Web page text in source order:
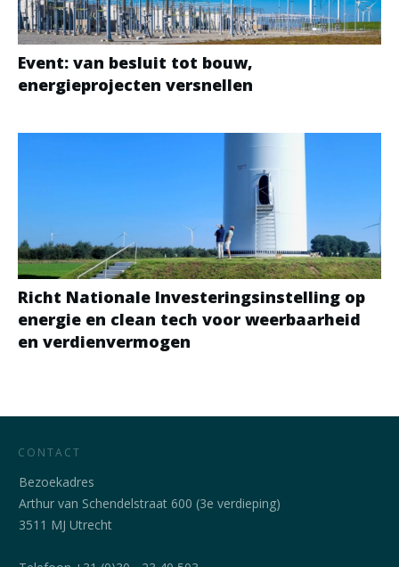
Event: van besluit tot bouw,
energieprojecten versnellen
Richt Nationale Investeringsinstelling op
energie en clean tech voor weerbaarheid
en verdienvermogen
CONTACT
Bezoekadres
Arthur van Schendelstraat 600 (3e verdieping)
3511 MJ Utrecht